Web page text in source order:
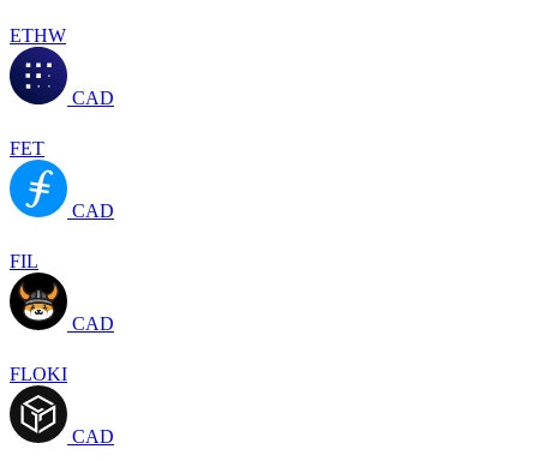
ETHW
CAD
FET
CAD
FIL
CAD
FLOKI
CAD